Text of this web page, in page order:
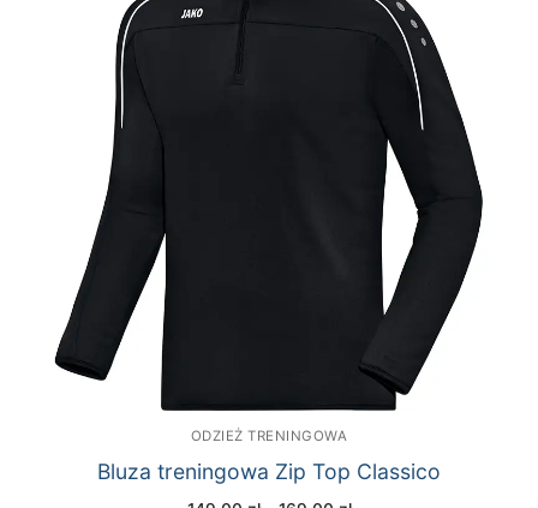
ODZIEŻ TRENINGOWA
Bluza treningowa Zip Top Classico